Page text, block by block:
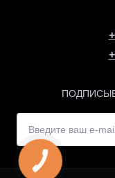
КНОПКА
ЗВ'ЯЗКУ